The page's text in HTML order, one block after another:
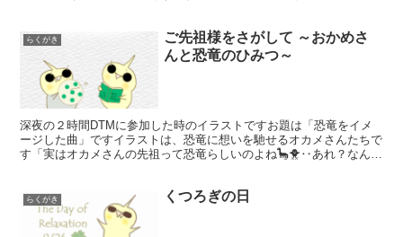
らくがき
ご先祖様をさがして ～おかめさ
んと恐竜のひみつ～
深夜の２時間DTMに参加した時のイラストですお題は「恐竜をイメ
ージした曲」ですイラストは、恐竜に想いを馳せるオカメさんたちで
す「実はオカメさんの先祖って恐竜らしいのよね🦕🐥‥あれ？なんな
らくがき くつろぎの日